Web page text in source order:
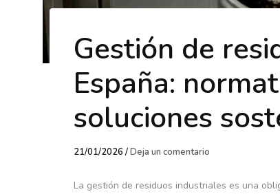
Gestión de
España:
soluciones
21/01/2026 /Deja un comentario
La gestión de residuos industriales es una